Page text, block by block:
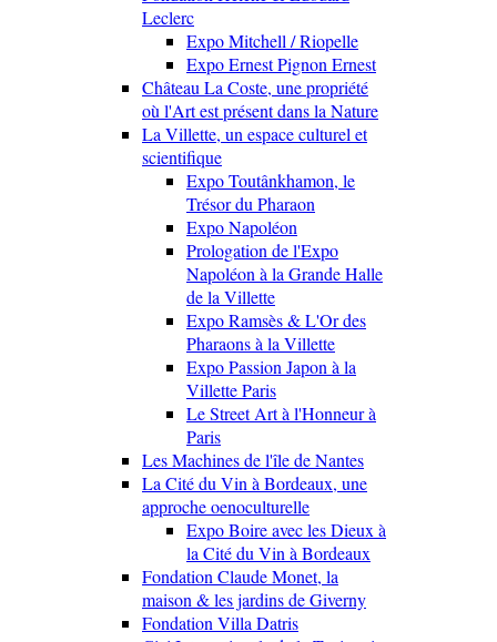
Leclerc
Expo Mitchell / Riopelle
Expo Ernest Pignon Ernest
Château La Coste, une propriété
où l'Art est présent dans la Nature
La Villette, un espace culturel et
scientifique
Expo Toutânkhamon, le
Trésor du Pharaon
Expo Napoléon
Prologation de l'Expo
Napoléon à la Grande Halle
de la Villette
Expo Ramsès & L'Or des
Pharaons à la Villette
Expo Passion Japon à la
Villette Paris
Le Street Art à l'Honneur à
Paris
Les Machines de l'île de Nantes
La Cité du Vin à Bordeaux, une
approche oenoculturelle
Expo Boire avec les Dieux à
la Cité du Vin à Bordeaux
Fondation Claude Monet, la
maison & les jardins de Giverny
Fondation Villa Datris